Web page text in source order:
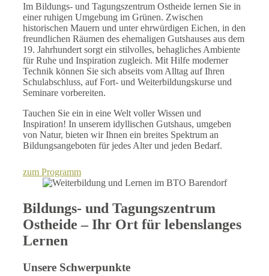
Im Bildungs- und Tagungszentrum Ostheide lernen Sie in
einer ruhigen Umgebung im Grünen. Zwischen
historischen Mauern und unter ehrwürdigen Eichen, in den
freundlichen Räumen des ehemaligen Gutshauses aus dem
19. Jahrhundert sorgt ein stilvolles, behagliches Ambiente
für Ruhe und Inspiration zugleich. Mit Hilfe moderner
Technik können Sie sich abseits vom Alltag auf Ihren
Schulabschluss, auf Fort- und Weiterbildungskurse und
Seminare vorbereiten.
Tauchen Sie ein in eine Welt voller Wissen und
Inspiration! In unserem idyllischen Gutshaus, umgeben
von Natur, bieten wir Ihnen ein breites Spektrum an
Bildungsangeboten für jedes Alter und jeden Bedarf.
zum Programm
Bildungs- und Tagungszentrum
Ostheide – Ihr Ort für lebenslanges
Lernen
Unsere Schwerpunkte